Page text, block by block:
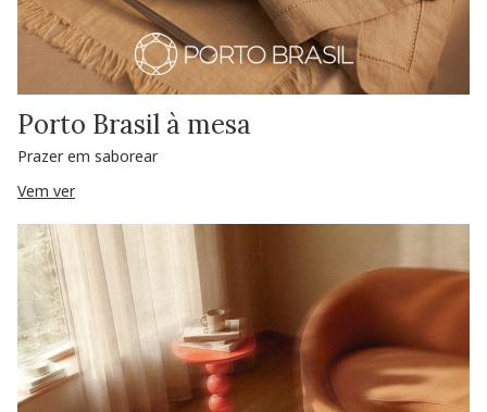
Porto Brasil à mesa
Prazer em saborear
Vem ver